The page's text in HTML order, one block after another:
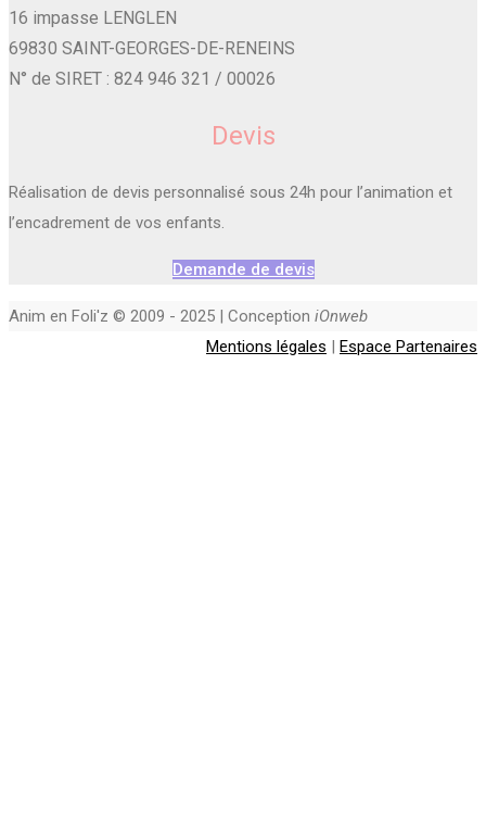
16 impasse LENGLEN
69830 SAINT-GEORGES-DE-RENEINS
N° de SIRET : 824 946 321 / 00026
Devis
Réalisation de devis personnalisé sous 24h pour l’animation et
l’encadrement de vos enfants.
Demande de devis
Anim en Foli'z © 2009 - 2025 | Conception iOnweb
Mentions légales
Espace Partenaires